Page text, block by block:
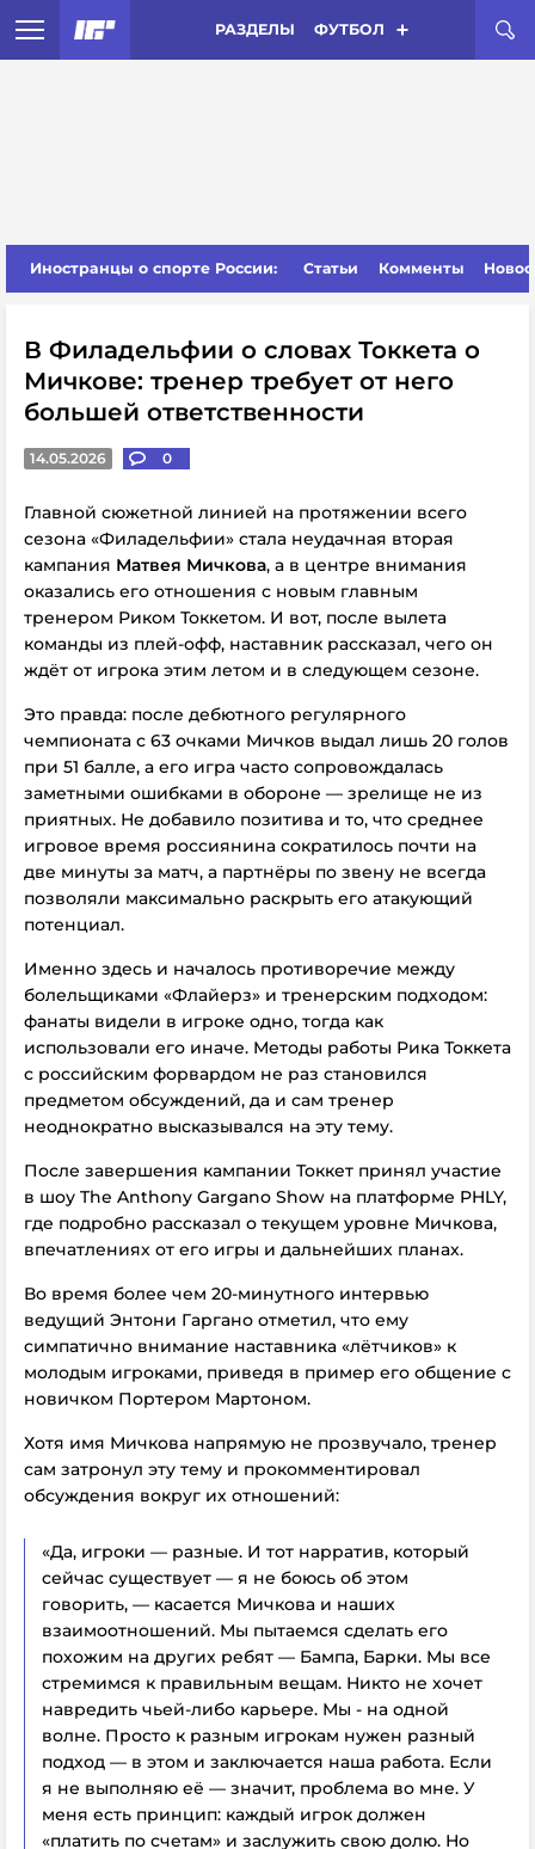
РАЗДЕЛЫ ФУТБОЛ
Иностранцы о спорте России: Статьи Комменты
В Филадельфии о словах Токкета о
Мичкове: тренер требует от него
большей ответственности
14.05.2026 0
Главной сюжетной линией на протяжении всего
сезона «Филадельфии» стала неудачная вторая
кампания Матвея Мичкова, а в центре внимания
оказались его отношения с новым главным
тренером Риком Токкетом. И вот, после вылета
команды из плей-офф, наставник рассказал, чего он
ждёт от игрока этим летом и в следующем сезоне.
Это правда: после дебютного регулярного
чемпионата с 63 очками Мичков выдал лишь 20 голов
при 51 балле, а его игра часто сопровождалась
заметными ошибками в обороне — зрелище не из
приятных. Не добавило позитива и то, что среднее
игровое время россиянина сократилось почти на
две минуты за матч, а партнёры по звену не всегда
позволяли максимально раскрыть его атакующий
потенциал.
Именно здесь и началось противоречие между
болельщиками «Флайерз» и тренерским подходом:
фанаты видели в игроке одно, тогда как
использовали его иначе. Методы работы Рика Токкета
с российским форвардом не раз становился
предметом обсуждений, да и сам тренер
неоднократно высказывался на эту тему.
После завершения кампании Токкет принял участие
в шоу The Anthony Gargano Show на платформе PHLY,
где подробно рассказал о текущем уровне Мичкова,
впечатлениях от его игры и дальнейших планах.
Во время более чем 20-минутного интервью
ведущий Энтони Гаргано отметил, что ему
симпатично внимание наставника «лётчиков» к
молодым игроками, приведя в пример его общение с
новичком Портером Мартоном.
Хотя имя Мичкова напрямую не прозвучало, тренер
сам затронул эту тему и прокомментировал
обсуждения вокруг их отношений:
«Да, игроки — разные. И тот нарратив, который
сейчас существует — я не боюсь об этом
говорить, — касается Мичкова и наших
взаимоотношений. Мы пытаемся сделать его
похожим на других ребят — Бампа, Барки. Мы все
стремимся к правильным вещам. Никто не хочет
навредить чьей-либо карьере. Мы - на одной
волне. Просто к разным игрокам нужен разный
подход — в этом и заключается наша работа. Если
я не выполняю её — значит, проблема во мне. У
меня есть принцип: каждый игрок должен
«платить по счетам» и заслужить свою долю. Но